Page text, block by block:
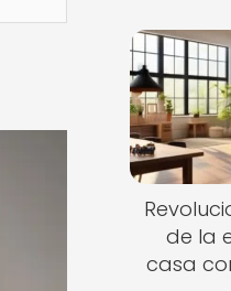
de la
casa